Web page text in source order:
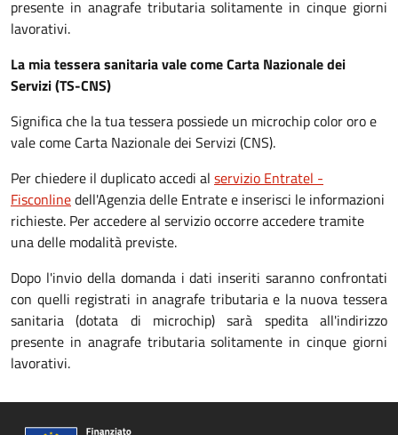
presente in anagrafe tributaria solitamente in cinque giorni
lavorativi.
La mia tessera sanitaria vale come Carta Nazionale dei
Servizi (TS-CNS)
Significa che la tua tessera possiede un microchip color oro e
vale come Carta Nazionale dei Servizi (CNS).
Per chiedere il duplicato accedi al servizio Entratel -
Fisconlinedell'Agenzia delle Entrate e inserisci le informazioni
richieste. Per accedere al servizio occorre accedere tramite
una delle modalità previste.
Dopo l'invio della domanda i dati inseriti saranno confrontati
con quelli registrati in anagrafe tributaria e la nuova tessera
sanitaria (dotata di microchip) sarà spedita all'indirizzo
presente in anagrafe tributaria solitamente in cinque giorni
lavorativi.